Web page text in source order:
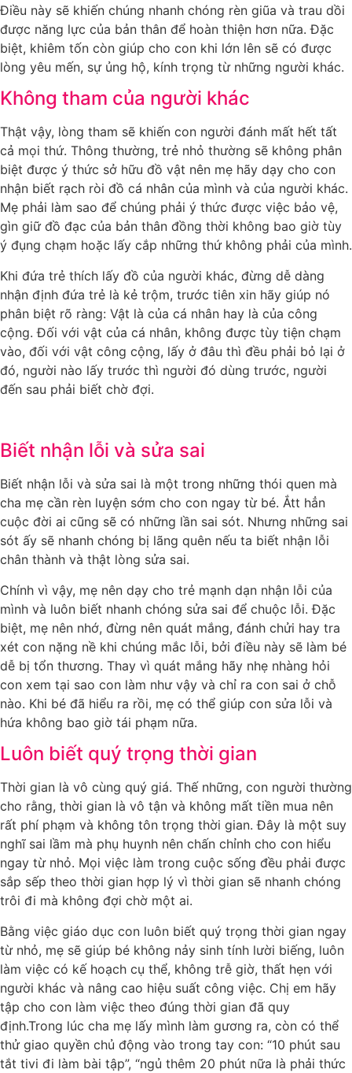
Điều này sẽ khiến chúng nhanh chóng rèn giũa và trau dồi
được năng lực của bản thân để hoàn thiện hơn nữa. Đặc
biệt, khiêm tốn còn giúp cho con khi lớn lên sẽ có được
lòng yêu mến, sự ủng hộ, kính trọng từ những người khác.
Không tham của người khác
Thật vậy, lòng tham sẽ khiến con người đánh mất hết tất
cả mọi thứ. Thông thường, trẻ nhỏ thường sẽ không phân
biệt được ý thức sở hữu đồ vật nên mẹ hãy dạy cho con
nhận biết rạch ròi đồ cá nhân của mình và của người khác.
Mẹ phải làm sao để chúng phải ý thức được việc bảo vệ,
gìn giữ đồ đạc của bản thân đồng thời không bao giờ tùy
ý đụng chạm hoặc lấy cắp những thứ không phải của mình.
Khi đứa trẻ thích lấy đồ của người khác, đừng dễ dàng
nhận định đứa trẻ là kẻ trộm, trước tiên xin hãy giúp nó
phân biệt rõ ràng: Vật là của cá nhân hay là của công
cộng. Đối với vật của cá nhân, không được tùy tiện chạm
vào, đối với vật công cộng, lấy ở đâu thì đều phải bỏ lại ở
đó, người nào lấy trước thì người đó dùng trước, người
đến sau phải biết chờ đợi.
Biết nhận lỗi và sửa sai
Biết nhận lỗi và sửa sai là một trong những thói quen mà
cha mẹ cần rèn luyện sớm cho con ngay từ bé. Ắtt hẳn
cuộc đời ai cũng sẽ có những lần sai sót. Nhưng những sai
sót ấy sẽ nhanh chóng bị lãng quên nếu ta biết nhận lỗi
chân thành và thật lòng sửa sai.
Chính vì vậy, mẹ nên dạy cho trẻ mạnh dạn nhận lỗi của
mình và luôn biết nhanh chóng sửa sai để chuộc lỗi. Đặc
biệt, mẹ nên nhớ, đừng nên quát mắng, đánh chửi hay tra
xét con nặng nề khi chúng mắc lỗi, bởi điều này sẽ làm bé
dễ bị tổn thương. Thay vì quát mắng hãy nhẹ nhàng hỏi
con xem tại sao con làm như vậy và chỉ ra con sai ở chỗ
nào. Khi bé đã hiểu ra rồi, mẹ có thể giúp con sửa lỗi và
hứa không bao giờ tái phạm nữa.
Luôn biết quý trọng thời gian
Thời gian là vô cùng quý giá. Thế những, con người thường
cho rằng, thời gian là vô tận và không mất tiền mua nên
rất phí phạm và không tôn trọng thời gian. Đây là một suy
nghĩ sai lầm mà phụ huynh nên chấn chỉnh cho con hiểu
ngay từ nhỏ. Mọi việc làm trong cuộc sống đều phải được
sắp sếp theo thời gian hợp lý vì thời gian sẽ nhanh chóng
trôi đi mà không đợi chờ một ai.
Bằng việc giáo dục con luôn biết quý trọng thời gian ngay
từ nhỏ, mẹ sẽ giúp bé không nảy sinh tính lười biếng, luôn
làm việc có kế hoạch cụ thể, không trễ giờ, thất hẹn với
người khác và nâng cao hiệu suất công việc. Chị em hãy
tập cho con làm việc theo đúng thời gian đã quy
định.Trong lúc cha mẹ lấy mình làm gương ra, còn có thể
thử giao quyền chủ động vào trong tay con: “10 phút sau
tắt tivi đi làm bài tập”, “ngủ thêm 20 phút nữa là phải thức